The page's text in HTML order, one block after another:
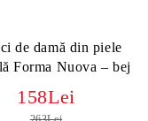
de damă din piele
Forma Nuova – bej
158Lei